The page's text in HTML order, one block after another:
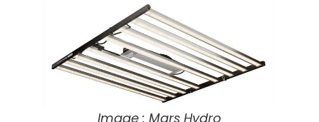
Image : Mars Hydro